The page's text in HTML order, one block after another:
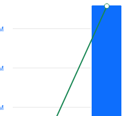
table, Detalhamento:
1 X axis displaying
2 Y axes displaying